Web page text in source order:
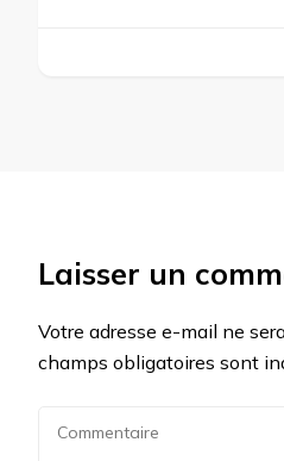
Laisser un
Votre adresse e-mail ne
champs obligatoires sont